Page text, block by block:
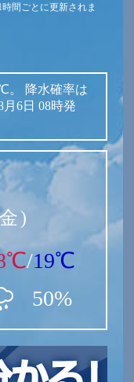
間ごとに更新されま
。
降水確率は
8月6日 08時発
)
/19℃
50%